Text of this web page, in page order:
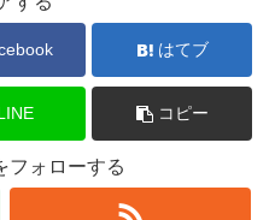
はてブ
コピー
フォローする